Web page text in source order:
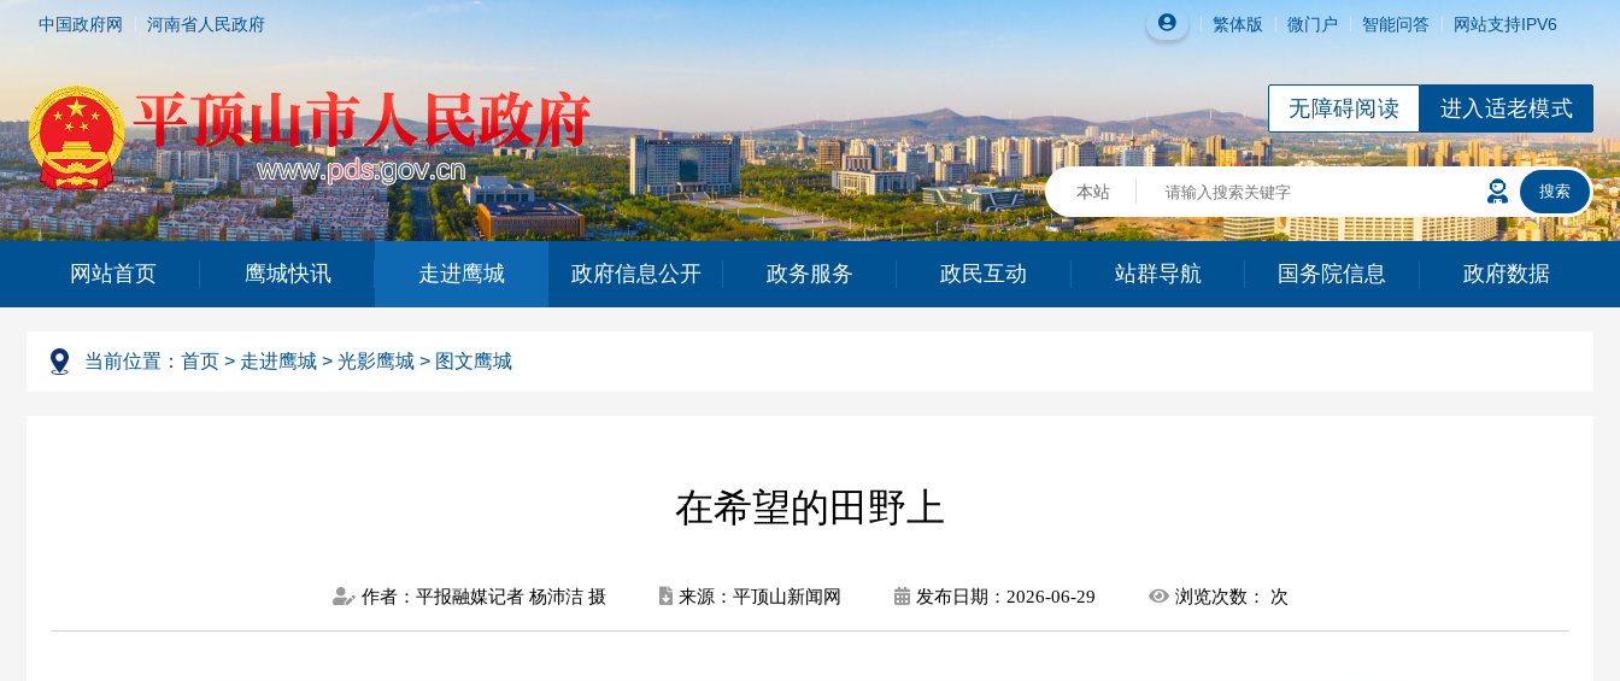
中国政府网 河南省人民政府 繁体版 微门户 智能问答 网站支持IPV6
进入适老模式
无障碍阅读
网站首页 鹰城快讯 走进鹰城 政府信息公开 政务服务 政民互动 站群导航 国务院信息 政府数据
当前位置： 首页 > 走进鹰城 > 光影鹰城 > 图文鹰城
在希望的田野上
作者：平报融媒记者 杨沛洁 摄 来源：平顶山新闻网 发布日期： 2026-06-29 浏览次数： 次